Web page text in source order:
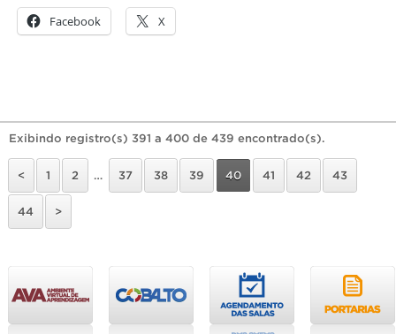
Facebook X
Exibindo registro(s) 391 a 400 de 439 encontrado(s).
< 1 2 … 37 38 39 40 41 42 43
44 >